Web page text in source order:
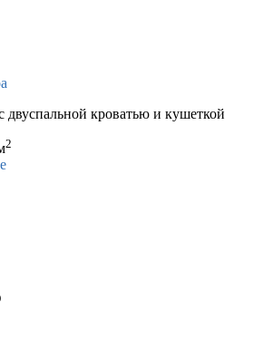
двуспальной кроватью и кушеткой
2